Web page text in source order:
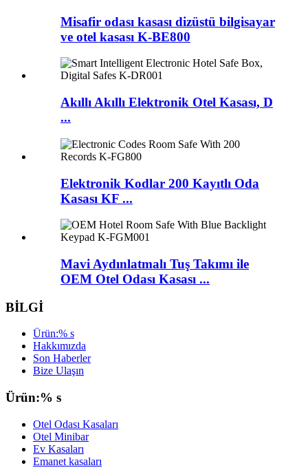
Misafir odası kasası dizüstü bilgisayar
ve otel kasası K-BE800
Akıllı Akıllı Elektronik Otel Kasası, D
...
Elektronik Kodlar 200 Kayıtlı Oda
Kasası KF ...
Mavi Aydınlatmalı Tuş Takımı ile
OEM Otel Odası Kasası ...
BİLGİ
Ürün:% s
Hakkımızda
Son Haberler
Bize Ulaşın
Ürün:% s
Otel Odası Kasaları
Otel Minibar
Ev Kasaları
Emanet kasaları